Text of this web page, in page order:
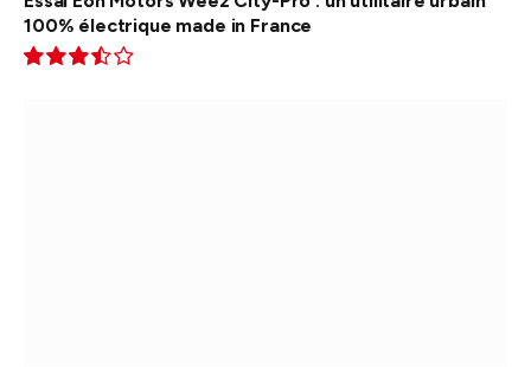
100% électrique made in France